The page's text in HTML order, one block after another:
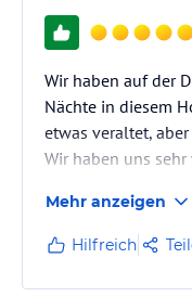
Wir haben auf der
Nächte in diesem
etwas veraltet,
Wir haben uns
Das Personal war
Wie der Name
auf dem Berg, 7km
Mehr anzeigen
Hilfreich